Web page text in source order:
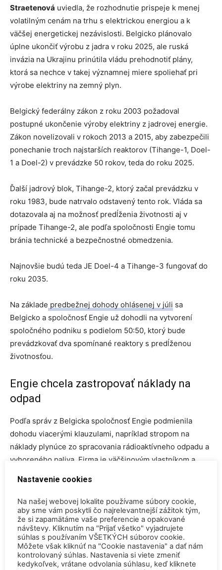
Straetenová uviedla, že rozhodnutie prispeje k menej
volatilným cenám na trhu s elektrickou energiou a k
väčšej energetickej nezávislosti. Belgicko plánovalo
úplne ukončiť výrobu z jadra v roku 2025, ale ruská
invázia na Ukrajinu prinútila vládu prehodnotiť plány,
ktorá sa nechce v takej významnej miere spoliehať pri
výrobe elektriny na zemný plyn.
Belgický federálny zákon z roku 2003 požadoval
postupné ukončenie výroby elektriny z jadrovej energie.
Zákon novelizovali v rokoch 2013 a 2015, aby zabezpečili
ponechanie troch najstarších reaktorov (Tihange-1, Doel-
1 a ​​Doel-2) v prevádzke 50 rokov, teda do roku 2025.
Ďalší jadrový blok, Tihange-2, ktorý začal prevádzku v
roku 1983, bude natrvalo odstavený tento rok. Vláda sa
dotazovala aj na možnosť predĺženia životnosti aj v
prípade Tihange-2, ale podľa spoločnosti Engie tomu
bránia technické a bezpečnostné obmedzenia.
Najnovšie budú teda JE Doel-4 a Tihange-3 fungovať do
roku 2035.
Na základe predbežnej dohody ohlásenej v júli sa
Belgicko a spoločnosť Engie už dohodli na vytvorení
spoločného podniku s podielom 50:50, ktorý bude
prevádzkovať dva spomínané reaktory s predĺženou
životnosťou.
Engie chcela zastropovať náklady na
odpad
Podľa správ z Belgicka spoločnosť Engie podmienila
dohodu viacerými klauzulami, napríklad stropom na
náklady plynúce zo spracovania rádioaktívneho odpadu a
vyhoreného paliva. Firma je väčšinovým vlastníkom a
100-percentnej belgickej dcérskej spoločnosti Electrabel.
Osemnásteho marca 2022 belgická vláda oznámilasvoje
rozhodnutie odložiť o 10 rokov odstúpenie od jadrovej
energetiky do roku 2025. Sedem reaktorov malo ukončiť
výrobu postupne medzi rokmi 2022 a 2025. Navyše,
jeden z nich – Doel-3 – odstavili užkoncom septembra
Nastavenie cookies
Na našej webovej lokalite používame súbory cookie,
aby sme vám poskytli čo najrelevantnejší zážitok tým,
že si zapamätáme vaše preferencie a opakované
návštevy. Kliknutím na "Prijať všetko" vyjadrujete
súhlas s používaním VŠETKÝCH súborov cookie.
Môžete však kliknúť na "Cookie nastavenia" a dať nám
kontrolovaný súhlas. Nastavenia si viete zmeniť
kedykoľvek, vrátane odvolania súhlasu, keď kliknete